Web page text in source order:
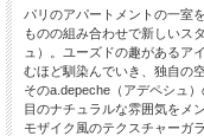
パリのアパートメントの一室
ものの組み合わせで新しいス
ュ）。ユーズドの趣があるア
むほど馴染んでいき、独自の
そのa.depeche（アデペシュ
目のナチュラルな雰囲気をメ
モザイク風のテクスチャーガ